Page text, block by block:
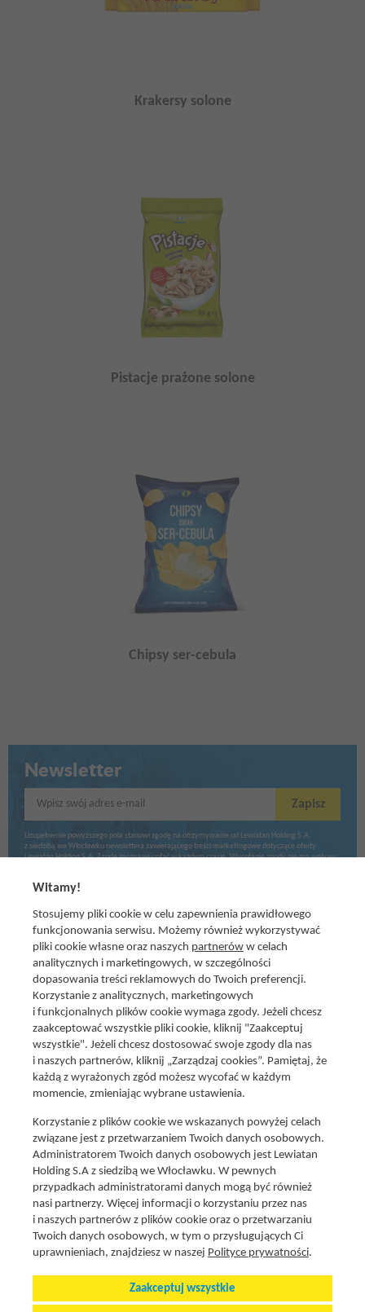
Krakersy solone
Pistacje prażone solone
Chipsy ser-cebula
Newsletter
Wpisz swój adres e-mail Zapisz
Uzupełnienie powyższego pola stanowi zgodę na otrzymywanie od Lewiatan Holding S.A.
z siedzibą we Włocławku newslettera zawierającego treści marketingowe dotyczące oferty
Lewiatan Holding S.A. Zgodę można wycofać w każdym czasie. Wycofanie zgody nie ma wpływu
Social media
Znajdź nas na:
Promocje i oferty
Aktualna gazetka
Gotuję z Lewiatanem
Znajdź sklep
Aplikacja Mój Lewiatan
Karta Mój Lewiatan
Fundacja Lewiatan
Regulaminy
Witamy!
Stosujemy pliki cookie w celu zapewnienia prawidłowego
funkcjonowania serwisu. Możemy również wykorzystywać
pliki cookie własne oraz naszych partnerów w celach
analitycznych i marketingowych, w szczególności
dopasowania treści reklamowych do Twoich preferencji.
Korzystanie z analitycznych, marketingowych
i funkcjonalnych plików cookie wymaga zgody. Jeżeli chcesz
zaakceptować wszystkie pliki cookie, kliknij "Zaakceptuj
wszystkie". Jeżeli chcesz dostosować swoje zgody dla nas
i naszych partnerów, kliknij „Zarządzaj cookies”. Pamiętaj, że
każdą z wyrażonych zgód możesz wycofać w każdym
momencie, zmieniając wybrane ustawienia.
Korzystanie z plików cookie we wskazanych powyżej celach
związane jest z przetwarzaniem Twoich danych osobowych.
Administratorem Twoich danych osobowych jest Lewiatan
Holding S.A z siedzibą we Włocławku. W pewnych
przypadkach administratorami danych mogą być również
nasi partnerzy. Więcej informacji o korzystaniu przez nas
i naszych partnerów z plików cookie oraz o przetwarzaniu
Twoich danych osobowych, w tym o przysługujących Ci
uprawnieniach, znajdziesz w naszej Polityce prywatności.
Zaakceptuj wszystkie